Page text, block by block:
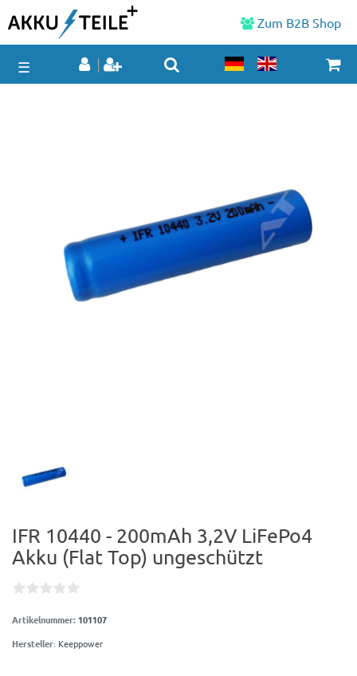
Zum B2B Shop
☰
IFR 10440 - 200mAh 3,2V LiFePo4
Akku (Flat Top) ungeschützt
Artikelnummer: 101107
Hersteller: Keeppower